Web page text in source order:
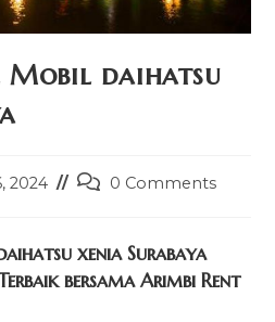
Mobil daihatsu
2024
Post0 Comments
xenia Surabaya
bersama Arimbi Rent